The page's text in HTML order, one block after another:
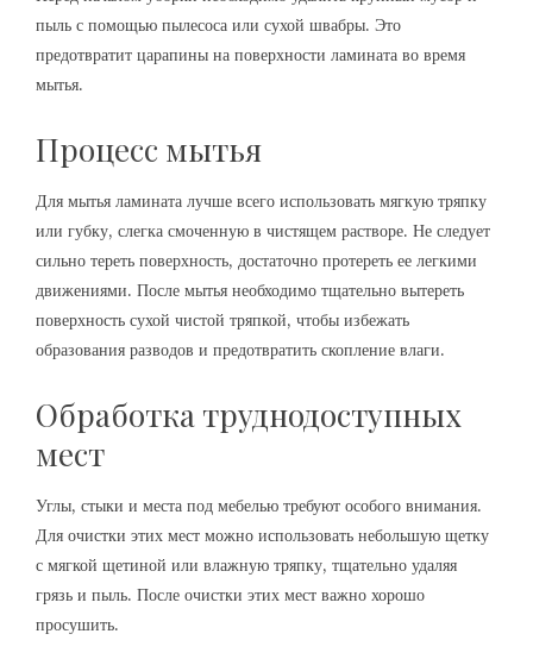
пыль с помощью пылесоса или сухой швабры. Это
предотвратит царапины на поверхности ламината во время
мытья.
Процесс мытья
Для мытья ламината лучше всего использовать мягкую тряпку
или губку, слегка смоченную в чистящем растворе. Не следует
сильно тереть поверхность, достаточно протереть ее легкими
движениями. После мытья необходимо тщательно вытереть
поверхность сухой чистой тряпкой, чтобы избежать
образования разводов и предотвратить скопление влаги.
Обработка труднодоступных
мест
Углы, стыки и места под мебелью требуют особого внимания.
Для очистки этих мест можно использовать небольшую щетку
с мягкой щетиной или влажную тряпку, тщательно удаляя
грязь и пыль. После очистки этих мест важно хорошо
просушить.